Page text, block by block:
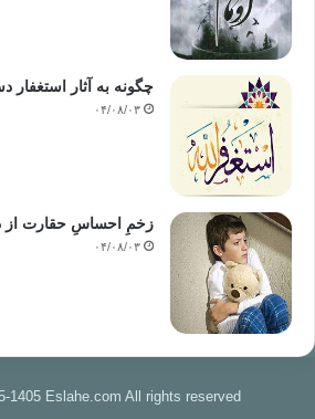
چگونه به آثار استغفار
۰۴/۰۸/۰۳
زخمِ احساسِ حقارت از
۰۴/۰۸/۰۳
1405 Eslahe.com All rights reserved